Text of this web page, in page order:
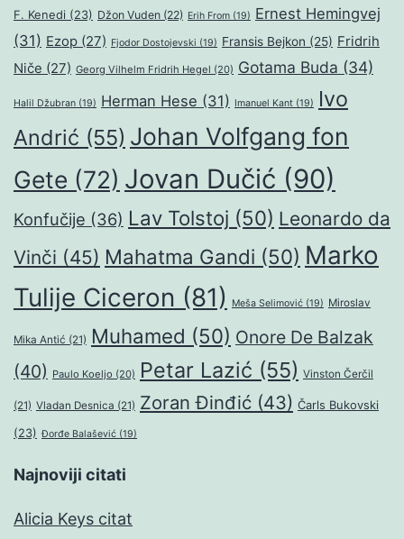
F. Kenedi (23) Džon Vuden (22) Erih From (19) Ernest Hemingvej
(31) Ezop (27) Fjodor Dostojevski (19) Fransis Bejkon (25) Fridrih
Niče (27) Georg Vilhelm Fridrih Hegel (20) Gotama Buda (34)
Halil Džubran (19) Herman Hese (31) Imanuel Kant (19)
Ivo
Andrić (55) Johan Volfgang fon
Gete (72) Jovan Dučić (90)
Konfučije (36) Lav Tolstoj (50) Leonardo da
Vinči (45) Mahatma Gandi (50) Marko
Tulije Ciceron (81) Meša Selimović (19) Miroslav
Mika Antić (21) Muhamed (50) Onore De Balzak
(40) Paulo Koeljo (20) Petar Lazić (55) Vinston Čerčil
(21) Vladan Desnica (21) Zoran Đinđić (43) Čarls Bukovski
(23) Đorđe Balašević (19)
Najnoviji citati
Alicia Keys citat